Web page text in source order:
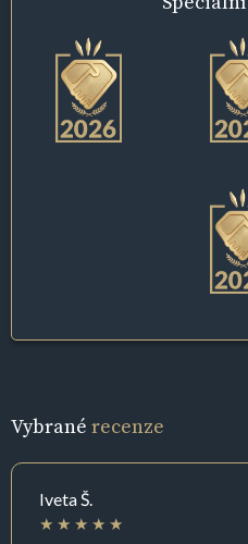
Vybrané recenze
Iveta Š.